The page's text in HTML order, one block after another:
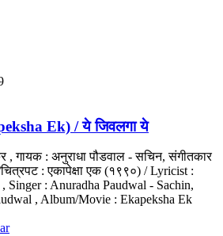
Ek) / ये जिवलगा ये
, गायक : अनुराधा पौडवाल - सचिन, संगीतकार
: एकापेक्षा एक (१९९०) / Lyricist :
Singer : Anuradha Paudwal - Sachin,
, Album/Movie : Ekapeksha Ek